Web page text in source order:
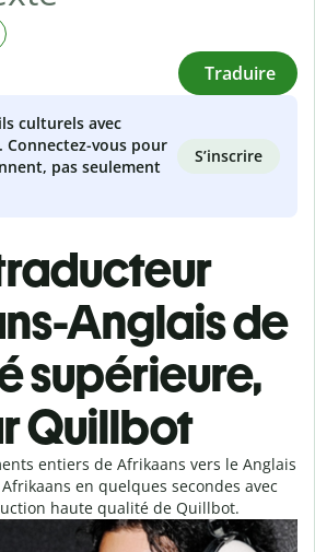
Traduire
culturels avec
vous pour
pas seulement
S’inscrire
Anglais de
supérieure,
Quillbot
entiers de Afrikaans vers le Anglais
en quelques secondes avec
haute qualité de Quillbot.